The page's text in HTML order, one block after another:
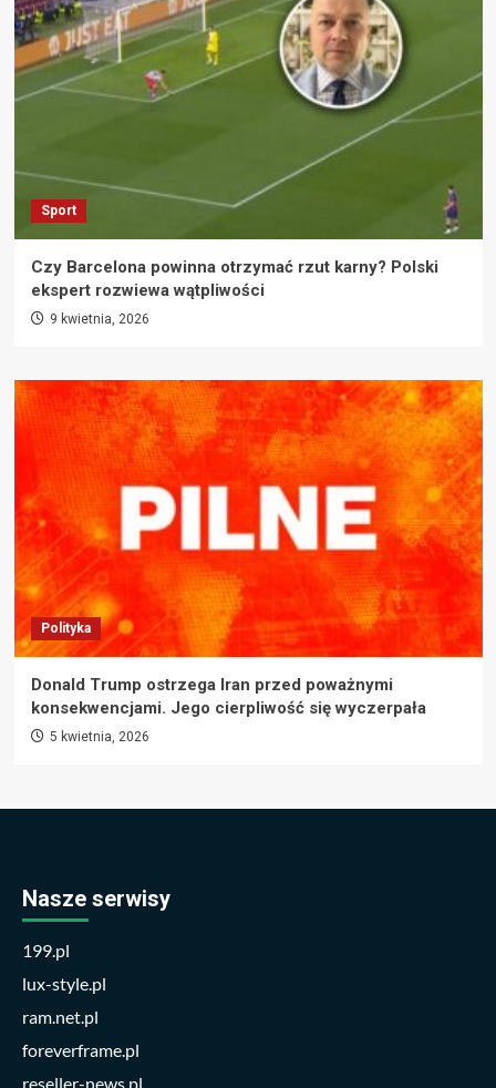
Sport
Czy Barcelona powinna otrzymać rzut karny? Polski
ekspert rozwiewa wątpliwości
9 kwietnia, 2026
Polityka
Donald Trump ostrzega Iran przed poważnymi
konsekwencjami. Jego cierpliwość się wyczerpała
5 kwietnia, 2026
Nasze serwisy
199.pl
lux-style.pl
ram.net.pl
foreverframe.pl
reseller-news.pl